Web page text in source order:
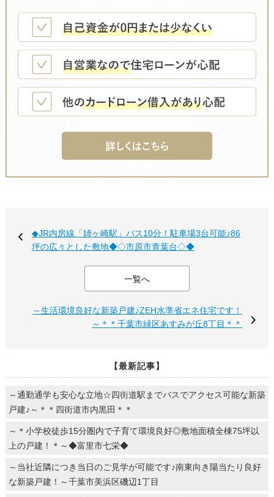
◆JR内房線「姉ヶ崎駅」バス10分！駐車場3台可能♪86
坪の広々とした敷地◆◇市原市青葉台◇◆
一覧へ
～生活環境良好な新築戸建♪ZEH水準省エネ住宅です！
～＊＊千葉市緑区あすみが丘8丁目＊＊
【最新記事】
～通勤通学も安心な立地☆四街道駅までバスでアクセス可能な新築
戸建♪～＊＊四街道市内黒田＊＊
～＊小学校徒歩15分圏内で子育て環境良好◎敷地面積全棟75坪以
上の戸建！＊～◆富里市七栄◆
～当社近隣につき当日のご見学が可能です♪南東向き陽当たり良好
な新築戸建！～千葉市美浜区磯辺1丁目